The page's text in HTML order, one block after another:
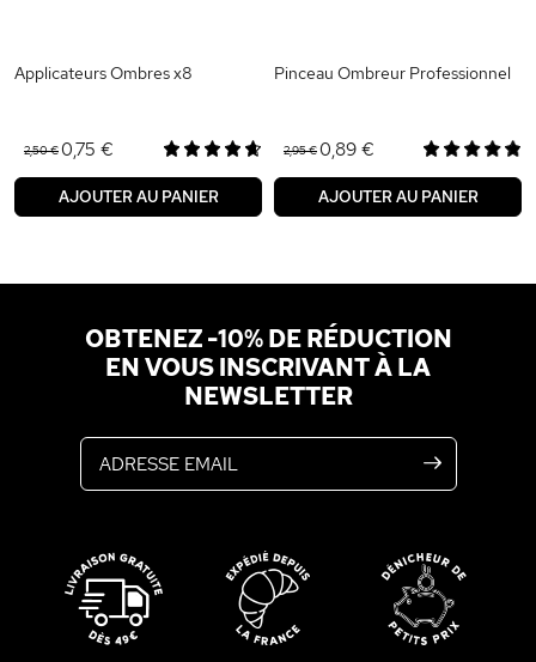
Applicateurs Ombres x8
2,50 €0,75 €
AJOUTER AU PANIER
Pinceau Ombreur Professionnel
2,95 €0,89 €
AJOUTER AU PANIER
OBTENEZ -10% DE RÉDUCTION
EN VOUS INSCRIVANT À LA
NEWSLETTER